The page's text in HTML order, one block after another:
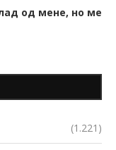
од мене, но ме
(1.221)